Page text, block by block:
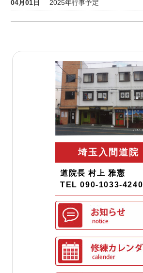
04月01日 2025年行事予定
埼玉入間道院
道院長 村上 雅憲
TEL 090-1033-4240